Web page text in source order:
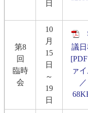
日
第8
回
臨時
会
10
月
15
日
～
19
日
議
ァ
／